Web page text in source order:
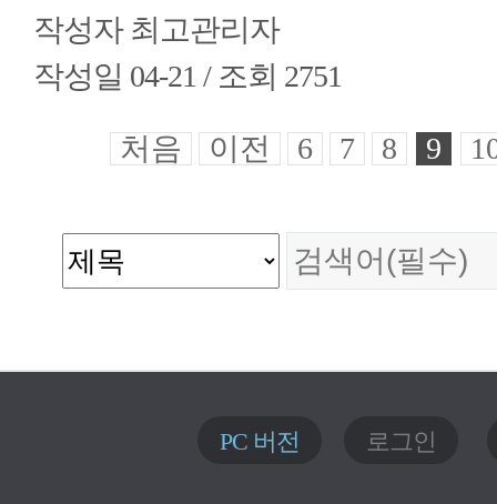
작성자 최고관리자
작성일 04-21 / 조회 2751
처음 이전 6 7 8 9
PC 버전 로그인